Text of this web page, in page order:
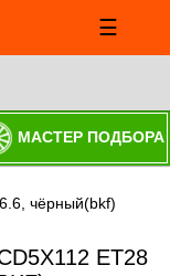
☰
МАСТЕР ПОДБОРА
чёрный(bkf)
ET28